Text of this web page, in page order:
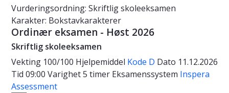
Vurderingsordning: Skriftlig skoleeksamen
Karakter: Bokstavkarakterer
Ordinær eksamen - Høst 2026
Skriftlig skoleeksamen
Vekting 100/100 Hjelpemiddel Kode D Dato 11.12.2026
Tid 09:00 Varighet5 timer Eksamenssystem Inspera
Assessment